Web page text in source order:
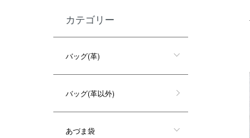
カテゴリー
バッグ(革)
バッグ(革以外)
あづま袋